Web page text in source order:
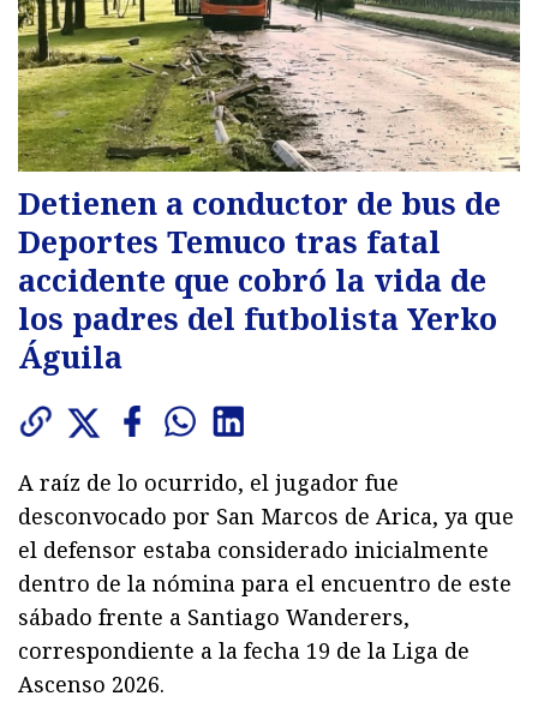
Detienen a conductor de bus de
Deportes Temuco tras fatal
accidente que cobró la vida de
los padres del futbolista Yerko
Águila
A raíz de lo ocurrido, el jugador fue
desconvocado por San Marcos de Arica, ya que
el defensor estaba considerado inicialmente
dentro de la nómina para el encuentro de este
sábado frente a Santiago Wanderers,
correspondiente a la fecha 19 de la Liga de
Ascenso 2026.